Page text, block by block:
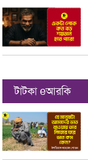
টাটকা eআরকি